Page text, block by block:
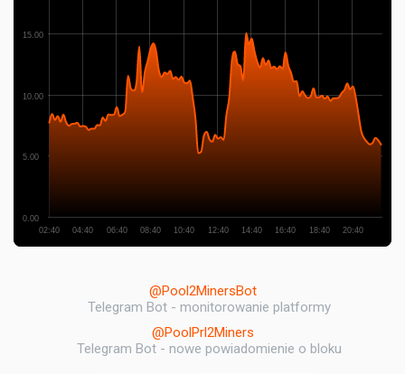
02:40 04:40 06:40 08:40 10:40 12:40 14:40 16:40 18:40 20:40
0.00
5.00
10.00
15.00
@Pool2MinersBot
Telegram Bot - monitorowanie platformy
@PoolPrl2Miners
Telegram Bot - nowe powiadomienie o bloku